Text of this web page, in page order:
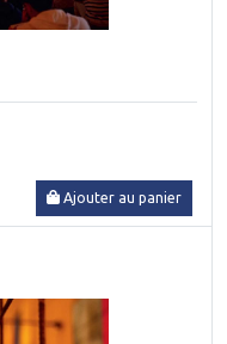
Ajouter au panier